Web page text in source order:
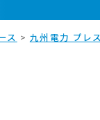
ス > 九州電力 プレ